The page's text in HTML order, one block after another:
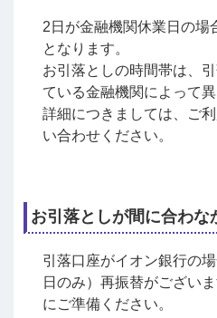
2日が金融機関休業日の場
となります。
お引落としの時間帯は、
ている金融機関によって異
詳細につきましては、ご
い合わせください。
お引落としが間に合わな
引落口座がイオン銀行の
日のみ）再振替がござい
にご準備ください。